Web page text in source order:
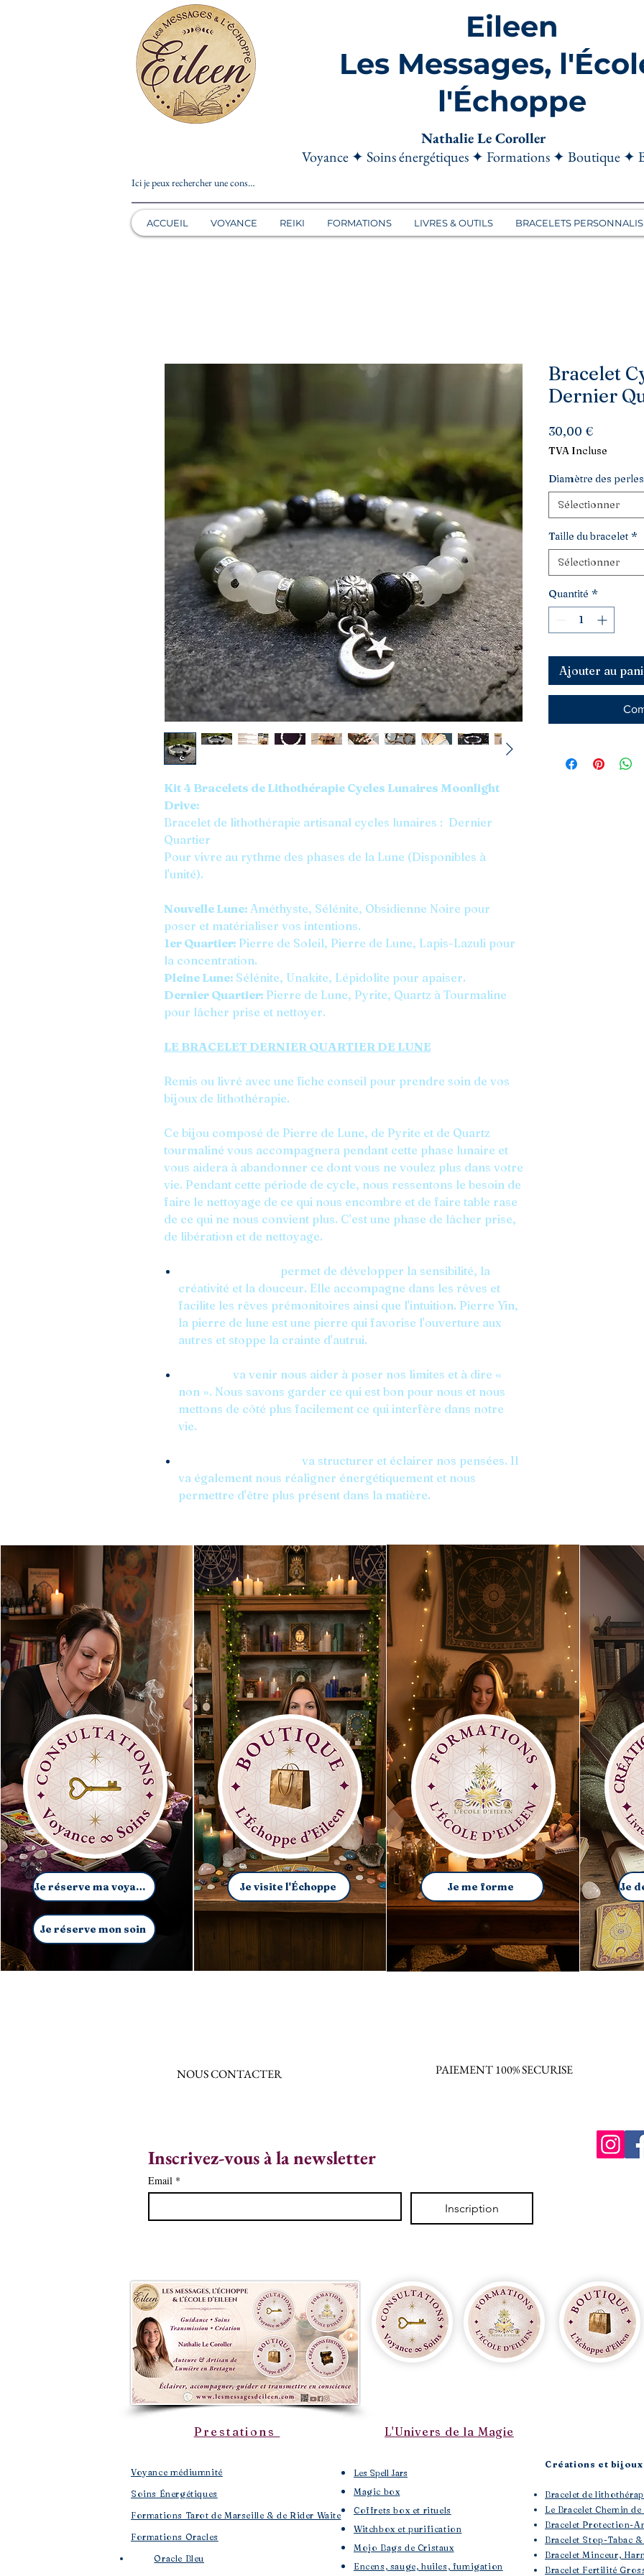
Eileen
Les Messages,
l'Échoppe
Nathalie Le Coroller
Voyance ✦ Soins énergétiques ✦ Formations ✦ Boutique ✦
ACCUEIL VOYANCE REIKI FORMATIONS LIVRES & OUTILS BRACELETS
Kit 4 Bracelets de Lithothérapie Cycles Lunaires Moonlight
Drive:
Bracelet de lithothérapie artisanal cycles lunaires : Dernier
Quartier
Pour vivre au rythme des phases de la Lune (Disponibles à
l'unité).
Nouvelle Lune: Améthyste, Sélénite, Obsidienne Noire pour
poser et matérialiser vos intentions.
1er Quartier: Pierre de Soleil, Pierre de Lune, Lapis-Lazuli pour
la concentration.
Pleine Lune: Sélénite, Unakite, Lépidolite pour apaiser.
Dernier Quartier: Pierre de Lune, Pyrite, Quartz à Tourmaline
pour lâcher prise et nettoyer.
LE BRACELET DERNIER QUARTIER DE LUNE
Remis ou livré avec une fiche conseil pour prendre soin de vos
bijoux de lithothérapie.
Ce bijou composé de Pierre de Lune, de Pyrite et de Quartz
tourmaliné vous accompagnera pendant cette phase lunaire et
vous aidera à abandonner ce dont vous ne voulez plus dans votre
vie. Pendant cette période de cycle, nous ressentons le besoin de
faire le nettoyage de ce qui nous encombre et de faire table rase
de ce qui ne nous convient plus. C'est une phase de lâcher prise,
de libération et de nettoyage.
permet de développer la sensibilité, la
créativité et la douceur. Elle accompagne dans les rêves et
facilite les rêves prémonitoires ainsi que l'intuition. Pierre Yin,
la pierre de lune est une pierre qui favorise l'ouverture aux
autres et stoppe la crainte d'autrui.
va venir nous aider à poser nos limites et à dire «
non ». Nous savons garder ce qui est bon pour nous et nous
mettons de côté plus facilement ce qui interfère dans notre
vie.
va structurer et éclairer nos pensées. Il
va également nous réaligner énergétiquement et nous
permettre d'être plus présent dans la matière.
Bracelet
Dernier
30,00 €Prix
TVA Incluse
Diamètre des perles
Sélectionner
Taille du bracelet *
Sélectionner
Quantité *
Ajouter au
Je réserve ma voyance
Je réserve mon soin
Je visite l'Échoppe Je me forme
NOUS CONTACTER PAIEMENT 100% SECURISE
Inscrivez-vous à la newsletter
Email *
Inscription
Prestations
Voyance médiumnité
Soins Énergétiques
Formations Tarot de Marseille & de Rider Waite
Formations Oracles
Oracle Bleu
L'Univers de la Magie
Les Spell Jars
Magic box
Coffrets box et rituels
Witchbox et purification
Mojo Bags de Cristaux
Encens, sauge, huiles, fumigation
Créations et
Bracelet de
Le Bracelet Chemin de
Bracelet Protection-
Bracelet Stop-Tabac
Bracelet Minceur,
Bracelet Fertilité